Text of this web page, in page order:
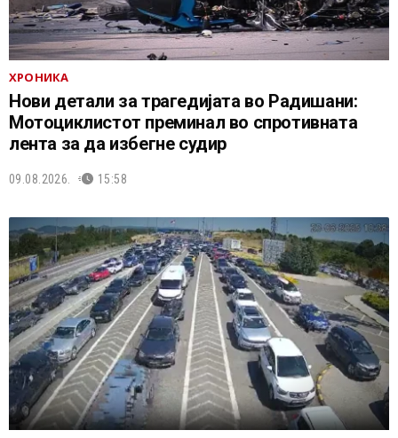
ХРОНИКА
Нови детали за трагедијата во Радишани:
Мотоциклистот преминал во спротивната
лента за да избегне судир
09.08.2026. 15:58